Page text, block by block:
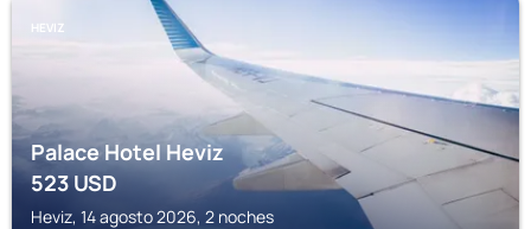
HEVIZ
Palace Hotel Heviz
523USD
Heviz, 14 agosto 2026, 2 noches